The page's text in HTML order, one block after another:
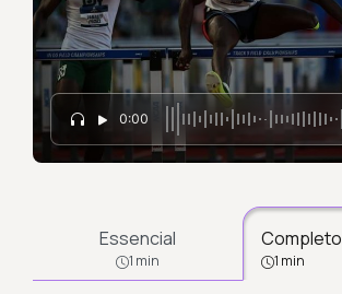
0:00
Essencial
1 min
Completo
1 min